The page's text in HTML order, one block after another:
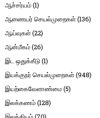
ஆச்சர்யம்(1)
ஆணையர் செயல்முறைகள்(136)
ஆய்வுகள்(22)
ஆன்மீகம்(26)
இட ஒதுக்கீடு(1)
இயக்குநர் செயல்முறைகள்(948)
இயற்கைவேளாண்மை(5)
இலக்கணம்(128)